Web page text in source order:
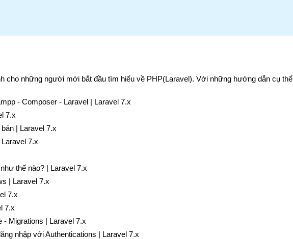
cho những người mới bắt đầu tìm hiểu về PHP(Laravel). Với những hướng dẫn cụ
- Composer - Laravel | Laravel 7.x
7.x
| Laravel 7.x
7.x
thế nào? | Laravel 7.x
| Laravel 7.x
7.x
7.x
- Migrations | Laravel 7.x
nhập với Authentications | Laravel 7.x